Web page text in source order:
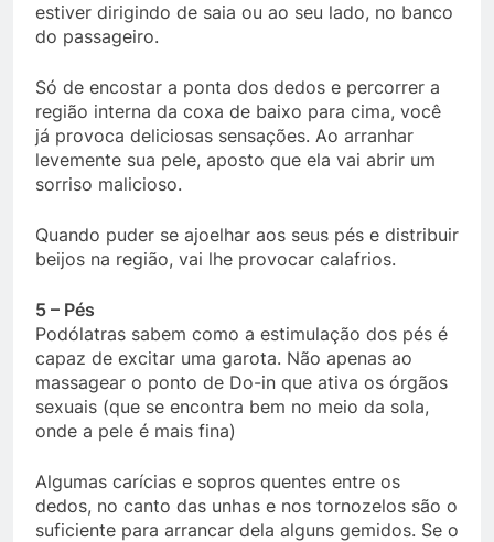
estiver dirigindo de saia ou ao seu lado, no banco
do passageiro.
Só de encostar a ponta dos dedos e percorrer a
região interna da coxa de baixo para cima, você
já provoca deliciosas sensações. Ao arranhar
levemente sua pele, aposto que ela vai abrir um
sorriso malicioso.
Quando puder se ajoelhar aos seus pés e distribuir
beijos na região, vai lhe provocar calafrios.
5 – Pés
Podólatras sabem como a estimulação dos pés é
capaz de excitar uma garota. Não apenas ao
massagear o ponto de Do-in que ativa os órgãos
sexuais (que se encontra bem no meio da sola,
onde a pele é mais fina)
Algumas carícias e sopros quentes entre os
dedos, no canto das unhas e nos tornozelos são o
suficiente para arrancar dela alguns gemidos. Se o